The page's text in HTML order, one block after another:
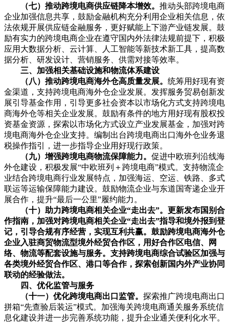
（七）推动跨境电商供应链降本增效。 推动头部跨境电商
企业加强信息共享，鼓励金融机构充分利用企业相关信息，依
法依规开展供应链金融服务，更好赋能上下游产业链发展。鼓
励有实力的跨境电商企业在遵守国内外法律法规前提下，积极
应用大数据分析、云计算、人工智能等新技术新工具，提高数
据分析、研发设计、营销服务、供需对接等效率。
三、加强相关基础设施和物流体系建设
（八）推动跨境电商海外仓高质量发展。 统筹用好现有资
金渠道，支持跨境电商海外仓企业发展。发挥服务贸易创新发
展引导基金作用，引导更多社会资本以市场化方式支持跨境电
商海外仓等相关企业发展。鼓励有条件的地方用好现有股权投
资基金资源，探索以市场化方式设立产业发展基金，加强对跨
境电商海外仓企业支持。编制出台跨境电商出口海外仓业务退
税操作指引，进一步指导企业用好现行政策。
（九）增强跨境电商物流保障能力。 促进中欧班列沿线海
外仓建设，积极发展“中欧班列＋跨境电商”模式。支持物流企
业结合跨境电商行业发展特点，加强海运、空运、铁路、多式
联运等运输保障能力建设。鼓励物流企业与东道国寄递企业开
展合作，提升“最后一公里”履约能力。
（十）助力跨境电商相关企业“走出去”。更新发布国别合
作指南，加强对跨境电商相关企业“走出去”指导和境外报到登
记，引导合规有序经营，实现互利共赢。鼓励跨境电商海外仓
企业入驻商贸物流型境外经贸合作区，用好合作区电信、网
络、物流等配套设施与服务。支持跨境电商综合试验区加强与
各类境外经贸合作区、港口等合作，探索创新国内外产业协同
联动的经验做法。
四、优化监管与服务
（十一）优化跨境电商出口监管。 探索推广跨境电商出口
拼箱“先查验后装运”模式。加强海关跨境电商通关服务系统信
息化建设并进一步完善系统功能，提升企业通关便利化水平。